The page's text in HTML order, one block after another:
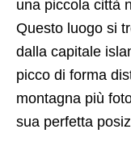
una piccola città
Questo luogo si
dalla capitale
picco di forma
montagna più
sua perfetta